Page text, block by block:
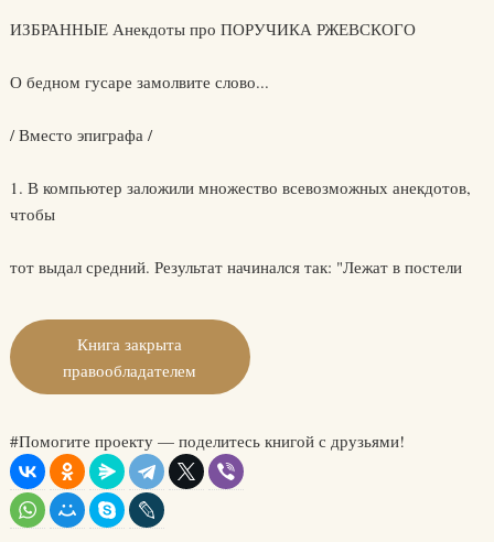
ИЗБРАННЫЕ Анекдоты про ПОРУЧИКА РЖЕВСКОГО
О бедном гусаре замолвите слово...
/ Вместо эпиграфа /
1. В компьютер заложили множество всевозможных анекдотов,
чтобы
тот выдал средний. Результат начинался так: "Лежат в постели
Книга закрыта
правообладателем
#Помогите проекту — поделитесь книгой с друзьями!